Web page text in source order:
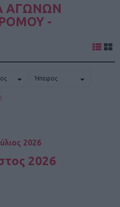
ΑΓΩΝΩΝ
-
2026
2026